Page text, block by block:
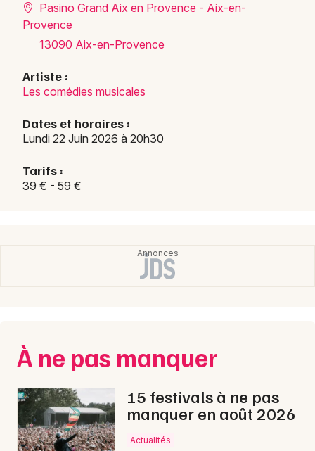
Pasino Grand Aix en Provence - Aix-en-
Provence
13090 Aix-en-Provence
Artiste :
Les comédies musicales
Dates et horaires :
Lundi 22 Juin 2026 à 20h30
Tarifs :
39 € - 59 €
À ne pas manquer
15 festivals à ne pas
manquer en août 2026
Actualités